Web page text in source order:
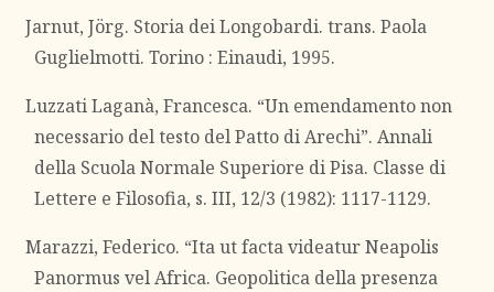
Jarnut, Jörg. Storia dei Longobardi. trans. Paola
Guglielmotti. Torino : Einaudi, 1995.
Luzzati Laganà, Francesca. “Un emendamento non
necessario del testo del Patto di Arechi”. Annali
della Scuola Normale Superiore di Pisa. Classe di
Lettere e Filosofia, s. III, 12/3 (1982): 1117-1129.
Marazzi, Federico. “Ita ut facta videatur Neapolis
Panormus vel Africa. Geopolitica della presenza